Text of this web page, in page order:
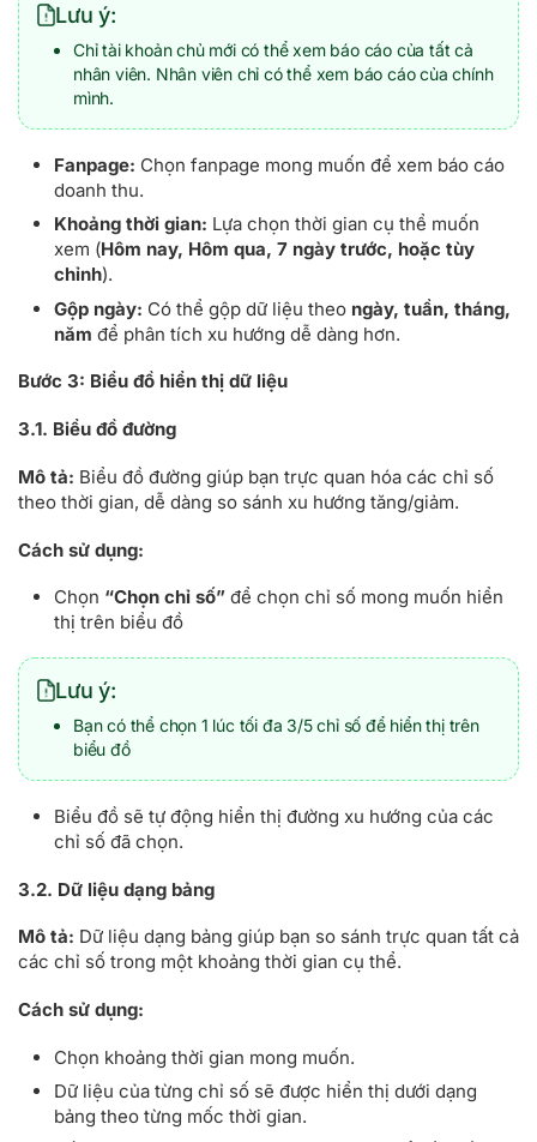
Lưu ý:
Chỉ tài khoản chủ mới có thể xem báo cáo của tất cả
nhân viên. Nhân viên chỉ có thể xem báo cáo của chính
mình.
Fanpage: Chọn fanpage mong muốn để xem báo cáo
doanh thu.
Khoảng thời gian: Lựa chọn thời gian cụ thể muốn
xem (Hôm nay, Hôm qua, 7 ngày trước, hoặc tùy
chỉnh).
Gộp ngày: Có thể gộp dữ liệu theo ngày, tuần, tháng,
năm để phân tích xu hướng dễ dàng hơn.
Bước 3: Biểu đồ hiển thị dữ liệu
3.1. Biểu đồ đường
Mô tả: Biểu đồ đường giúp bạn trực quan hóa các chỉ số
theo thời gian, dễ dàng so sánh xu hướng tăng/giảm.
Cách sử dụng:
Chọn “Chọn chỉ số” để chọn chỉ số mong muốn hiển
thị trên biểu đồ
Lưu ý:
Bạn có thể chọn 1 lúc tối đa 3/5 chỉ số để hiển thị trên
biểu đồ
Biểu đồ sẽ tự động hiển thị đường xu hướng của các
chỉ số đã chọn.
3.2. Dữ liệu dạng bảng
Mô tả: Dữ liệu dạng bảng giúp bạn so sánh trực quan tất cả
các chỉ số trong một khoảng thời gian cụ thể.
Cách sử dụng:
Chọn khoảng thời gian mong muốn.
Dữ liệu của từng chỉ số sẽ được hiển thị dưới dạng
bảng theo từng mốc thời gian.